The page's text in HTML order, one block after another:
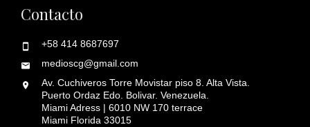
Contacto
+58 414 8687697
medioscg@gmail.com
Av. Cuchiveros Torre Movistar piso 8. Alta Vista.
Puerto Ordaz Edo. Bolivar. Venezuela.
Miami Adress | 6010 NW 170 terrace
Miami Florida 33015